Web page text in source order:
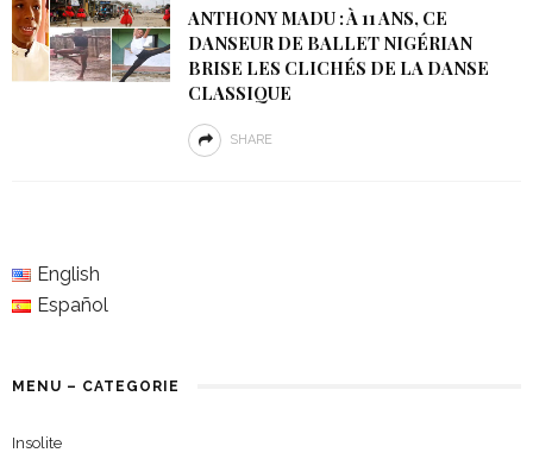
ANTHONY MADU : À 11 ANS, CE
DANSEUR DE BALLET NIGÉRIAN
BRISE LES CLICHÉS DE LA DANSE
CLASSIQUE
SHARE
English
Español
MENU – CATEGORIE
Insolite